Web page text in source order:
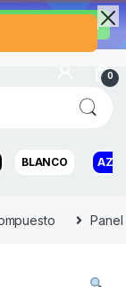
Metropolitana
0
BLANCO